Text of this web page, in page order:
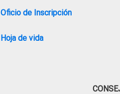
Oficio de Inscripción
Hoja de vida